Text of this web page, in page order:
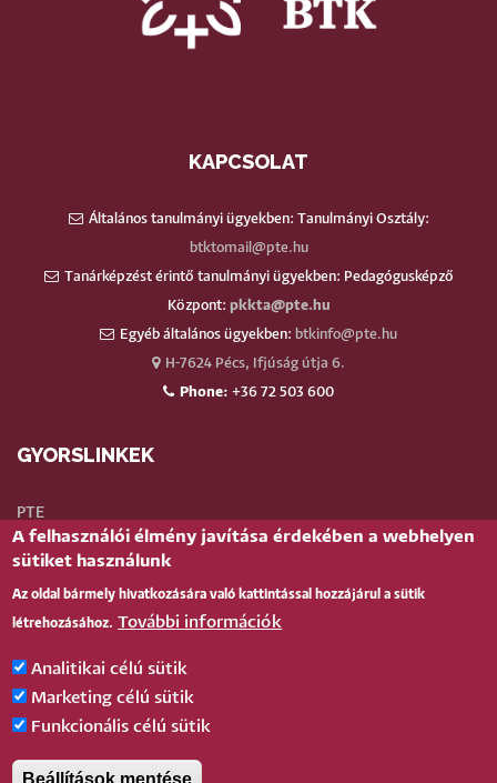
KAPCSOLAT
Általános tanulmányi ügyekben: Tanulmányi Osztály:
btktomail@pte.hu
Tanárképzést érintő tanulmányi ügyekben: Pedagógusképző
Központ: pkkta@pte.hu
Egyéb általános ügyekben: btkinfo@pte.hu
H-7624 Pécs, Ifjúság útja 6.
Phone: +36 72 503 600
GYORSLINKEK
PTE
Neptun
Telefonkönyv
Teams
TÉR(oktatói)
BELÉPÉS
Bejelentkezés
A felhasználói élmény javítása érdekében a webhelyen
sütiket használunk
Az oldal bármely hivatkozására való kattintással hozzájárul a sütik
létrehozásához. További információk
Analitikai célú sütik
Marketing célú sütik
Funkcionális célú sütik
Beállítások mentése